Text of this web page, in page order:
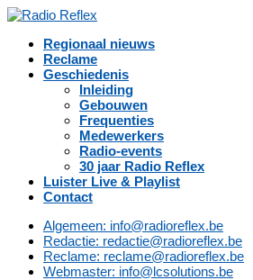
Regionaal nieuws
Reclame
Geschiedenis
Inleiding
Gebouwen
Frequenties
Medewerkers
Radio-events
30 jaar Radio Reflex
Luister Live & Playlist
Contact
Algemeen: info@radioreflex.be
Redactie: redactie@radioreflex.be
Reclame: reclame@radioreflex.be
Webmaster: info@lcsolutions.be